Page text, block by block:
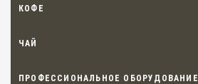
КОФЕ
ЧАЙ
ПРОФЕССИОНАЛЬНОЕ ОБОРУДОВАНИЕ